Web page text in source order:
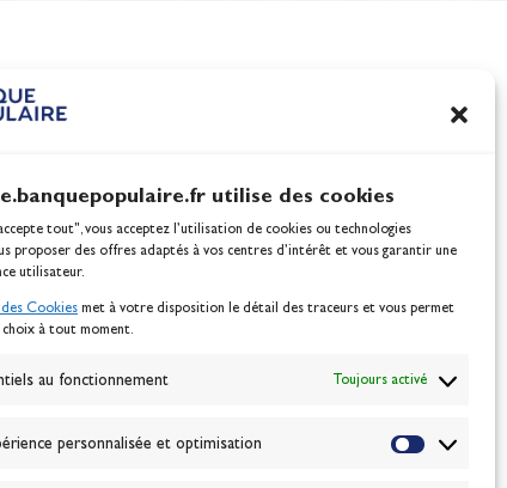
utilise des cookies
tout", vous acceptez l’utilisation de cookies ou technologies
proposer des offres adaptés à vos centres d’intérêt et vous garantir une
utilisateur.
Cookies met à votre disposition le détail des traceurs et vous permet
à tout moment.
au fonctionnement Toujours activé
personnalisée et optimisation
100% Glisse - Écoles
VOUS